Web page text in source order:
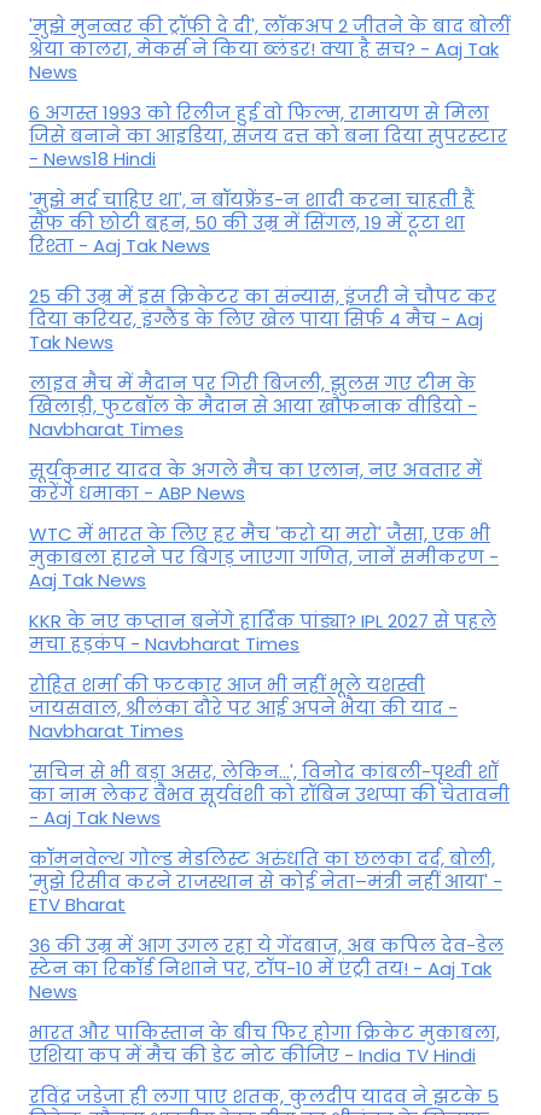
'मुझे मुनव्वर की ट्रॉफी दे दी', लॉकअप 2 जीतने के बाद बोलीं
श्रेया कालरा, मेकर्स ने किया ब्लंडर! क्या है सच? - Aaj Tak
News
6 अगस्त 1993 को रिलीज हुई वो फिल्म, रामायण से मिला
जिसे बनाने का आइडिया, संजय दत्त को बना दिया सुपरस्टार
- News18 Hindi
'मुझे मर्द चाहिए था', न बॉयफ्रेंड-न शादी करना चाहती हैं
सैफ की छोटी बहन, 50 की उम्र में सिंगल, 19 में टूटा था
रिश्ता - Aaj Tak News
25 की उम्र में इस क्रिकेटर का संन्यास, इंजरी ने चौपट कर
दिया करियर, इंग्लैंड के लिए खेल पाया सिर्फ 4 मैच - Aaj
Tak News
लाइव मैच में मैदान पर गिरी बिजली, झुलस गए टीम के
खिलाड़ी, फुटबॉल के मैदान से आया खौफनाक वीडियो -
Navbharat Times
सूर्यकुमार यादव के अगले मैच का एलान, नए अवतार में
करेंगे धमाका - ABP News
WTC में भारत के लिए हर मैच 'करो या मरो' जैसा, एक भी
मुकाबला हारने पर बिगड़ जाएगा गण‍ित, जानें समीकरण -
Aaj Tak News
KKR के नए कप्तान बनेंगे हार्दिक पांड्या? IPL 2027 से पहले
मचा हड़कंप - Navbharat Times
रोहित शर्मा की फटकार आज भी नहीं भूले यशस्वी
जायसवाल, श्रीलंका दौरे पर आई अपने भैया की याद -
Navbharat Times
'सचिन से भी बड़ा असर, लेकिन...', व‍िनोद कांबली-पृथ्वी शॉ
का नाम लेकर वैभव सूर्यवंशी को रॉबिन उथप्पा की चेतावनी
- Aaj Tak News
कॉमनवेल्थ गोल्ड मे​डलिस्ट अरुंधति का छलका दर्द, बोली,
'मुझे रिसीव करने राजस्थान से कोई नेता–मंत्री नहीं आया' -
ETV Bharat
36 की उम्र में आग उगल रहा ये गेंदबाज, अब कपिल देव-डेल
स्टेन का रिकॉर्ड निशाने पर, टॉप-10 में एंट्री तय! - Aaj Tak
News
भारत और पाकिस्तान के बीच फिर होगा क्रिकेट मुकाबला,
एशिया कप में मैच की डेट नोट कीजिए - India TV Hindi
रविंद्र जडेजा ही लगा पाए शतक, कुलदीप यादव ने झटके 5